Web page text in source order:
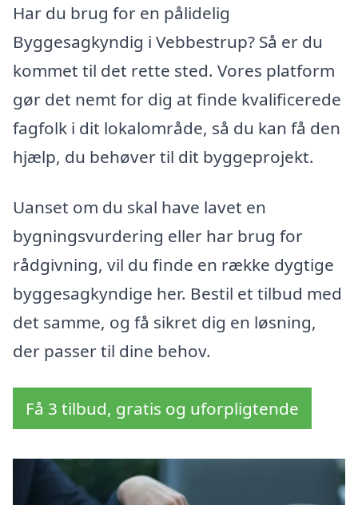
Har du brug for en pålidelig
Byggesagkyndig i Vebbestrup? Så er du
kommet til det rette sted. Vores platform
gør det nemt for dig at finde kvalificerede
fagfolk i dit lokalområde, så du kan få den
hjælp, du behøver til dit byggeprojekt.
Uanset om du skal have lavet en
bygningsvurdering eller har brug for
rådgivning, vil du finde en række dygtige
byggesagkyndige her. Bestil et tilbud med
det samme, og få sikret dig en løsning,
der passer til dine behov.
Få 3 tilbud, gratis og uforpligtende